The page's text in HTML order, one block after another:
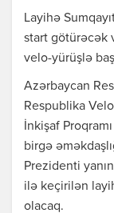
Layihə
start götürəcək
velo-yürüşlə
Azərbaycan
Respublika
İnkişaf
birgə
Prezidenti
ilə keçirilən
olacaq.